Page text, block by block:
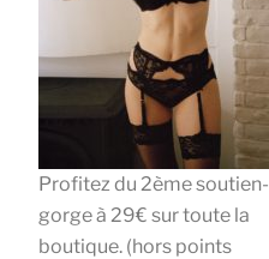
Profitez du 2ème soutien-
gorge à 29€ sur toute la
boutique. (hors points